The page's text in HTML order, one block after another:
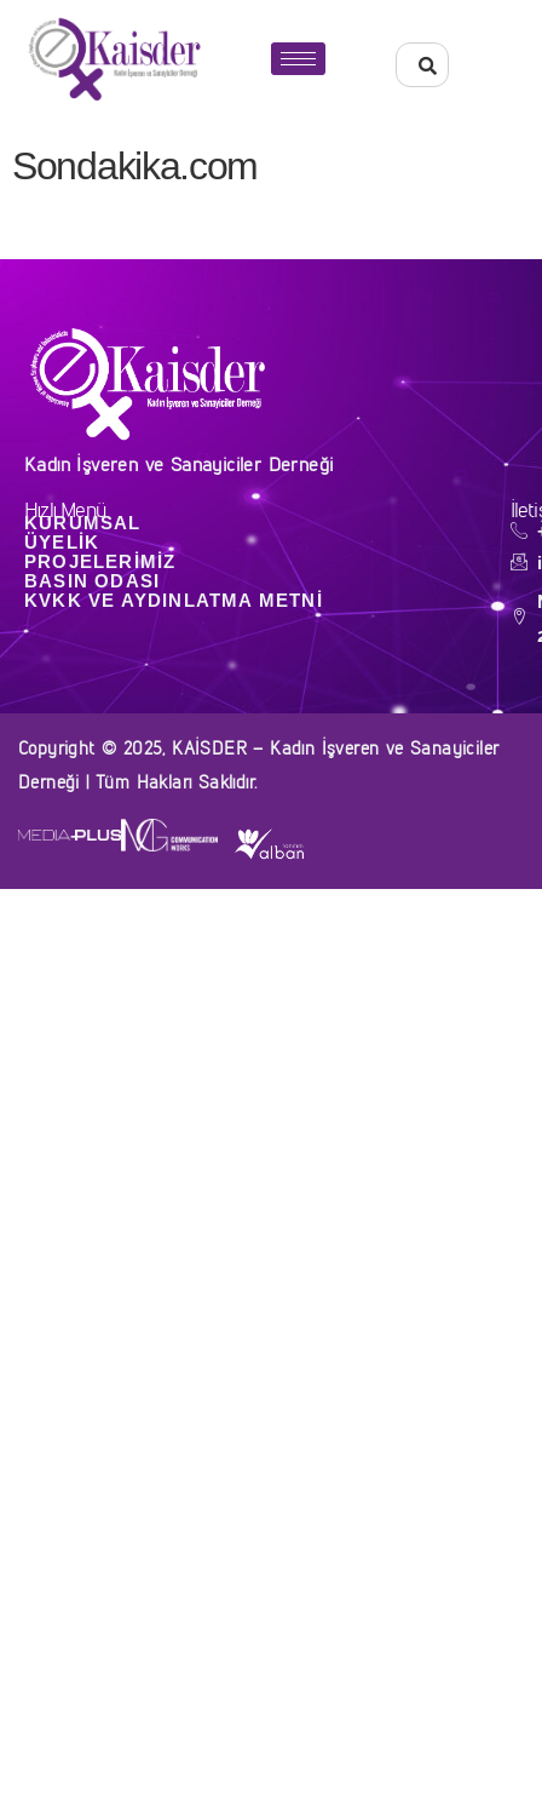
Sondakika.com
Kadın İşveren ve Sanayiciler Derneği
Hızlı Menü
KURUMSAL
ÜYELIK
PROJELERIMIZ
BASIN ODASI
KVKK VE AYDINLATMA METNI
Copyright © 2025, KAİSDER – Kadın İşveren ve Sanayiciler
Derneği | Tüm Hakları Saklıdır.